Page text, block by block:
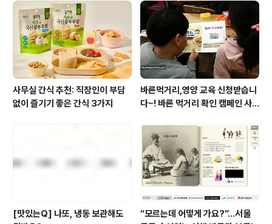
사무실 간식 추천: 직장인이 부담
없이 즐기기 좋은 간식 3가지
바른먹거리,영양 교육 신청받습니
다~! 바른 먹거리 확인 캠페인 사
[맛있는Q] 나또, 냉동 보관해도
“모르는데 어떻게 가요?”...서울